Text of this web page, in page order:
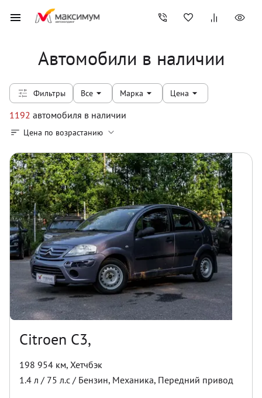
Автомобили в наличии
Фильтры Все Марка Цена
1192 автомобиля в наличии
Цена по возрастанию
Citroen C3,
198 954 км, Хетчбэк
1.4 л / 75 л.с / Бензин, Механика, Передний привод